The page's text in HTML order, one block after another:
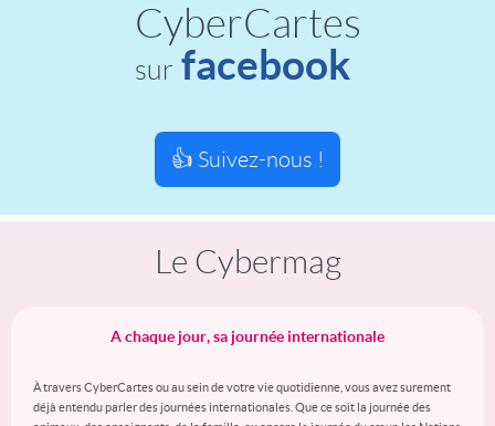
CyberCartes
sur facebook
👍 Suivez-nous !
Le Cybermag
A chaque jour, sa journée internationale
À travers CyberCartes ou au sein de votre vie quotidienne, vous avez surement
déjà entendu parler des journées internationales. Que ce soit la journée des